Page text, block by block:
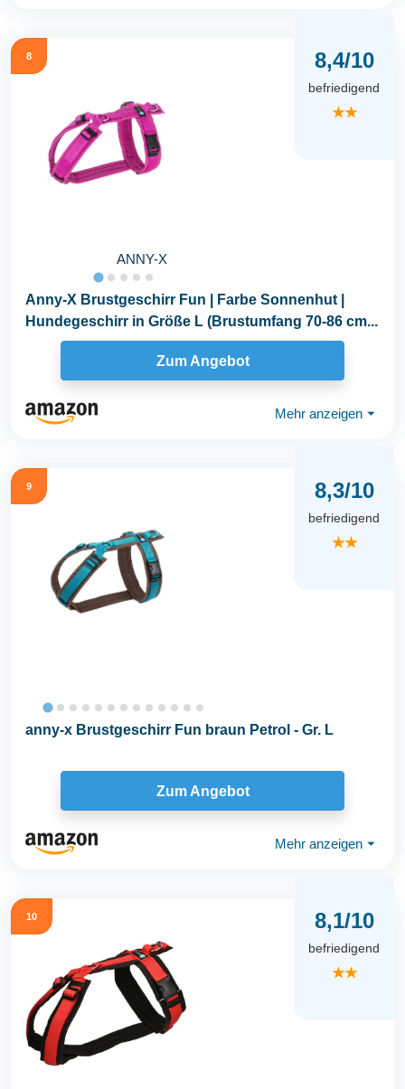
8
ANNY-X
8,4/10
befriedigend
★★
Anny-X Brustgeschirr Fun | Farbe Sonnenhut |
Hundegeschirr in Größe L (Brustumfang 70-86 cm...
Zum Angebot
Mehr anzeigen ⏷
9 8,3/10
befriedigend
★★
anny-x Brustgeschirr Fun braun Petrol - Gr. L
Zum Angebot
Mehr anzeigen ⏷
10 8,1/10
befriedigend
★★